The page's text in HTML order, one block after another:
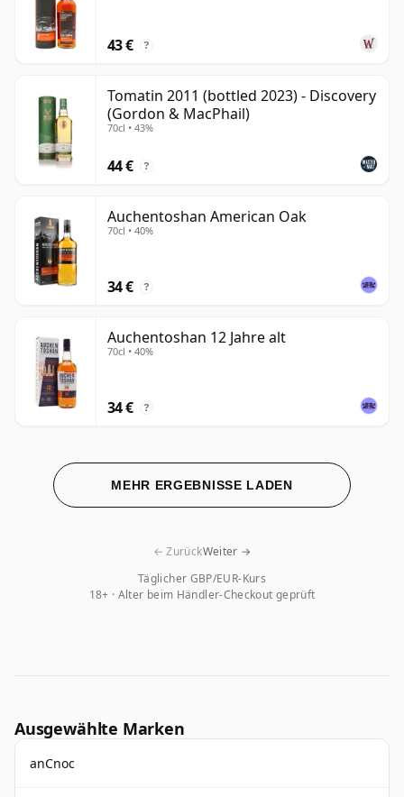
43 € ?
Tomatin 2011 (bottled 2023) - Discovery
(Gordon & MacPhail)
70cl • 43%
44 € ?
Auchentoshan American Oak
70cl • 40%
34 € ?
Auchentoshan 12 Jahre alt
70cl • 40%
34 € ?
MEHR ERGEBNISSE LADEN
Täglicher GBP/EUR-Kurs
18+ · Alter beim Händler-Checkout geprüft
← ZurückWeiter →
Ausgewählte Marken
anCnoc